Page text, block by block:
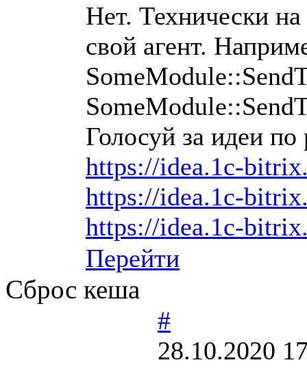
Нет. Технически
свой агент.
Голосуй за идеи
https://idea.1c-
https://idea.1c-
https://idea.1c-
Перейти
Сброс кеша
#
28.10.2020